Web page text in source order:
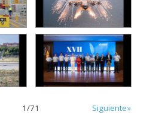
1/71
Siguiente»